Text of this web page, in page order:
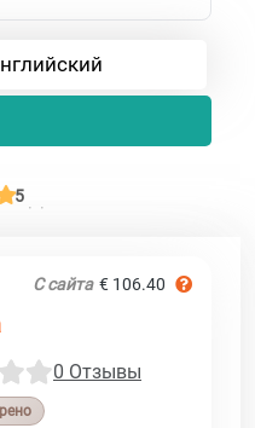
5
С сайта € 106.40
0 Отзывы